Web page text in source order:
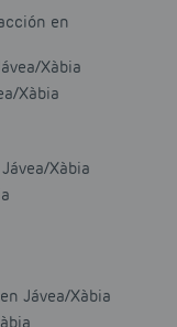
en
Xàbia
Xàbia
Xàbia
Jávea/Xàbia